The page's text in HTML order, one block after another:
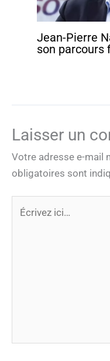
Jean-Pierre
son parcours
Laisser un
Votre adresse e-mail
obligatoires sont